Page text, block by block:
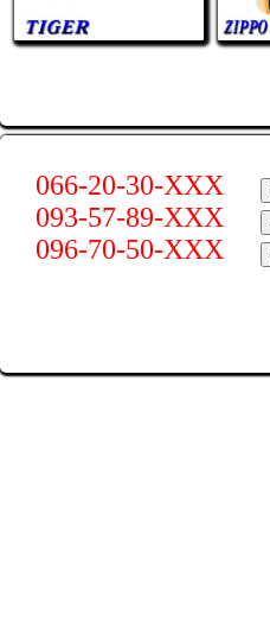
066-20-30-XXX
093-57-89-XXX
096-70-50-XXX